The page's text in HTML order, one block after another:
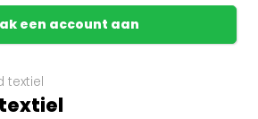
een account aan
textiel